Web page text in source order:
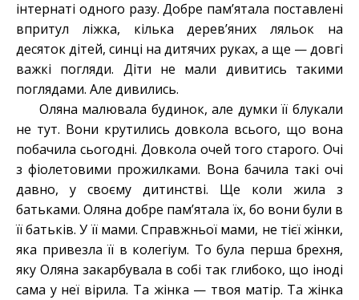
інтернаті одного разу. Добре пам’ятала поставлені
впритул ліжка, кілька дерев’яних ляльок на
десяток дітей, синці на дитячих руках, а ще — довгі
важкі погляди. Діти не мали дивитись такими
поглядами. Але дивились.
Оляна малювала будинок, але думки її блукали
не тут. Вони крутились довкола всього, що вона
побачила сьогодні. Довкола очей того старого. Очі
з фіолетовими прожилками. Вона бачила такі очі
давно, у своєму дитинстві. Ще коли жила з
батьками. Оляна добре пам’ятала їх, бо вони були в
її батьків. У її мами. Справжньої мами, не тієї жінки,
яка привезла її в колегіум. То була перша брехня,
яку Оляна закарбувала в собі так глибоко, що іноді
сама у неї вірила. Та жінка — твоя матір. Та жінка